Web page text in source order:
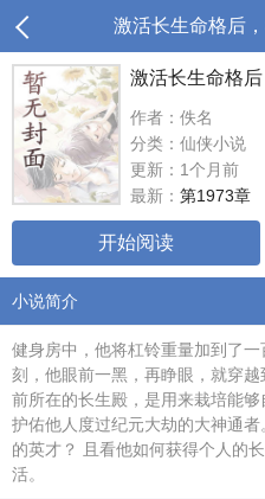
激活长生命格后
激活长生命格
作者：佚名
分类：仙侠小说
更新：1个月前
最新： 第1973章
开始阅读
小说简介
健身房中，他将杠铃重量加到了
刻，他眼前一黑，再睁眼，就穿
前所在的长生殿，是用来栽培能
护佑他人度过纪元大劫的大神通
的英才？ 且看他如何获得个人的
活。